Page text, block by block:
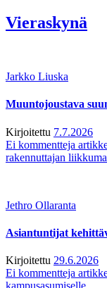
Vieraskynä
Jarkko Liuska
Muuntojoustava
Kirjoitettu 7.7.2026
Ei kommentteja
rakennuttajan
Jethro Ollaranta
Asiantuntijat
Kirjoitettu 29.6.2026
Ei kommentteja